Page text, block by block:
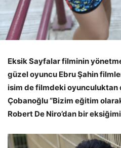
Eksik Sayfalar filminin
güzel oyuncu Ebru Şahin
isim de filmdeki oyunculuktan
Çobanoğlu “Bizim eğitim
Robert De Niro’dan bir